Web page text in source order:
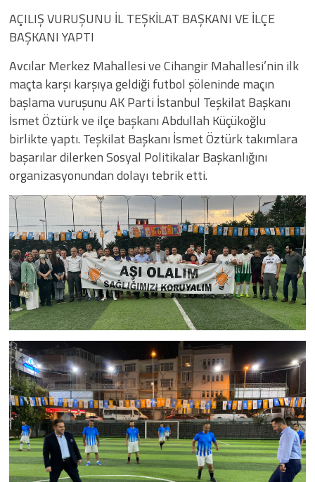
AÇILIŞ VURUŞUNU İL TEŞKİLAT BAŞKANI VE İLÇE
BAŞKANI YAPTI
Avcılar Merkez Mahallesi ve Cihangir Mahallesi’nin ilk
maçta karşı karşıya geldiği futbol şöleninde maçın
başlama vuruşunu AK Parti İstanbul Teşkilat Başkanı
İsmet Öztürk ve ilçe başkanı Abdullah Küçükoğlu
birlikte yaptı. Teşkilat Başkanı İsmet Öztürk takımlara
başarılar dilerken Sosyal Politikalar Başkanlığını
organizasyonundan dolayı tebrik etti.